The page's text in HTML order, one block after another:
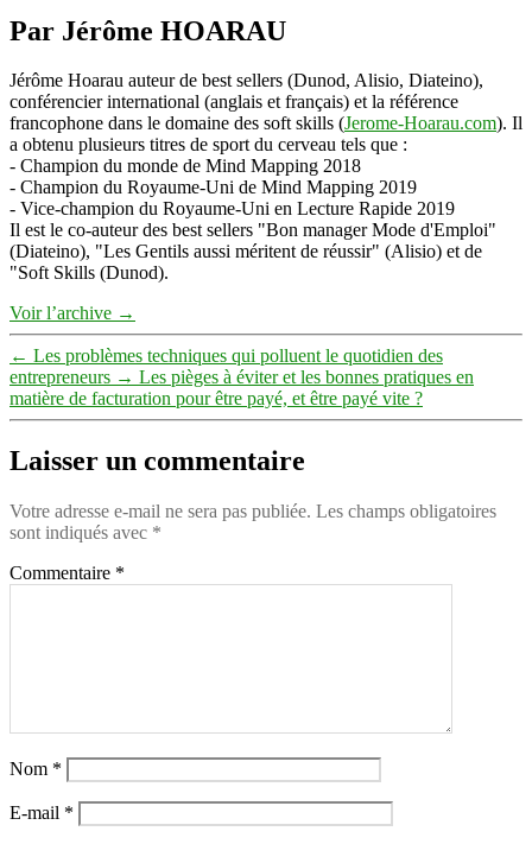
Par Jérôme HOARAU
Jérôme Hoarau auteur de best sellers (Dunod, Alisio, Diateino),
conférencier international (anglais et français) et la référence
francophone dans le domaine des soft skills (Jerome-Hoarau.com). Il
a obtenu plusieurs titres de sport du cerveau tels que :
- Champion du monde de Mind Mapping 2018
- Champion du Royaume-Uni de Mind Mapping 2019
- Vice-champion du Royaume-Uni en Lecture Rapide 2019
Il est le co-auteur des best sellers "Bon manager Mode d'Emploi"
(Diateino), "Les Gentils aussi méritent de réussir" (Alisio) et de
"Soft Skills (Dunod).
Voir l’archive →
← Les problèmes techniques qui polluent le quotidien des
entrepreneurs → Les pièges à éviter et les bonnes pratiques en
matière de facturation pour être payé, et être payé vite ?
Laisser un commentaire
Votre adresse e-mail ne sera pas publiée. Les champs obligatoires
sont indiqués avec *
Commentaire *
Nom *
E-mail *